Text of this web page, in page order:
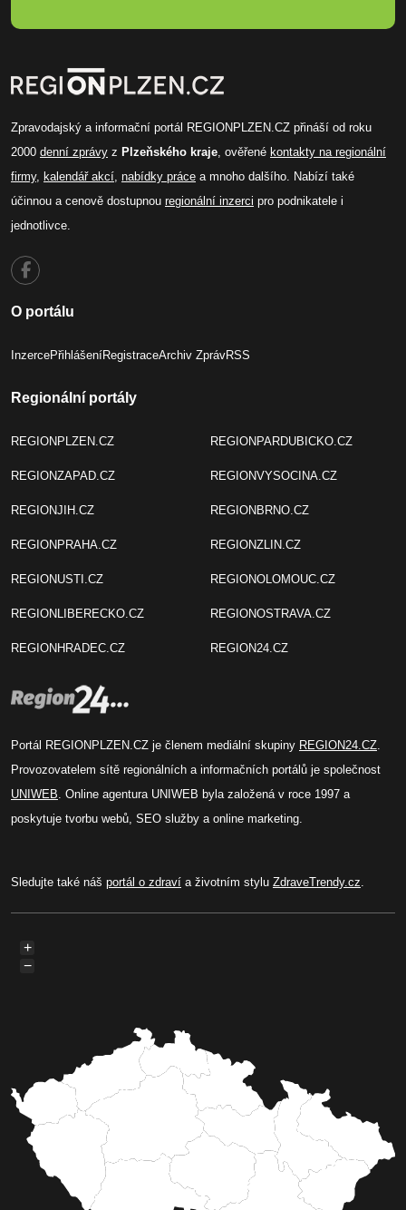
Zpravodajský a informační portál REGIONPLZEN.CZ přináší od roku
2000 denní zprávy z Plzeňského kraje, ověřené kontakty na regionální
firmy, kalendář akcí, nabídky práce a mnoho dalšího. Nabízí také
účinnou a cenově dostupnou regionální inzerci pro podnikatele i
jednotlivce.
O portálu
InzercePřihlášeníRegistraceArchiv ZprávRSS
Regionální portály
REGIONPLZEN.CZ
REGIONZAPAD.CZ
REGIONJIH.CZ
REGIONPRAHA.CZ
REGIONUSTI.CZ
REGIONLIBERECKO.CZ
REGIONHRADEC.CZ
REGIONPARDUBICKO.CZ
REGIONVYSOCINA.CZ
REGIONBRNO.CZ
REGIONZLIN.CZ
REGIONOLOMOUC.CZ
REGIONOSTRAVA.CZ
REGION24.CZ
Portál REGIONPLZEN.CZ je členem mediální skupiny REGION24.CZ.
Provozovatelem sítě regionálních a informačních portálů je společnost
UNIWEB. Online agentura UNIWEB byla založená v roce 1997 a
poskytuje tvorbu webů, SEO služby a online marketing.
Sledujte také náš portál o zdraví a životním stylu ZdraveTrendy.cz.
+
−